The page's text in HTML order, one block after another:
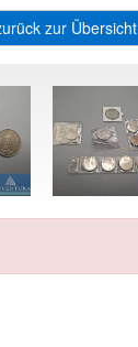
zur Übersicht